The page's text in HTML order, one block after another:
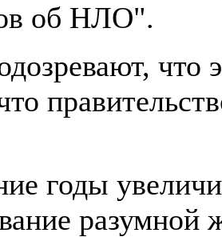
об НЛО".
что
годы
разумной